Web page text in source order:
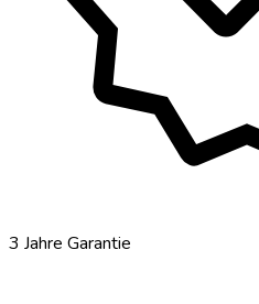
3 Jahre Garantie